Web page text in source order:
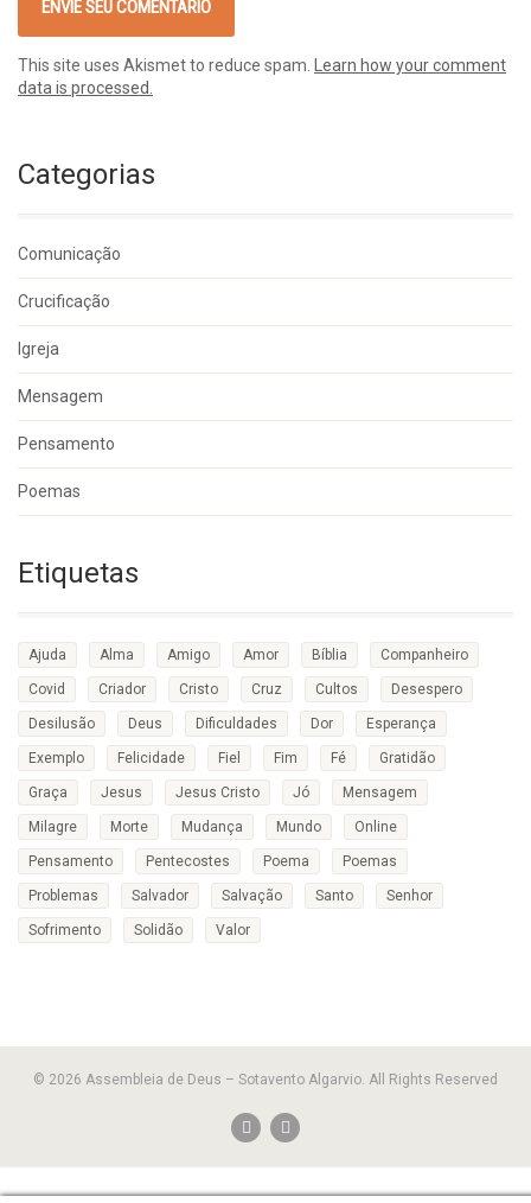
This site uses Akismet to reduce spam.
Learn how your comment
data is processed.
Categorias
Comunicação
Crucificação
Igreja
Mensagem
Pensamento
Poemas
Etiquetas
Ajuda Alma Amigo Amor Bíblia Companheiro
Covid Criador Cristo Cruz Cultos Desespero
Desilusão Deus Dificuldades Dor Esperança
Exemplo Felicidade Fiel Fim Fé Gratidão
Graça Jesus Jesus Cristo Jó Mensagem
Milagre Morte Mudança Mundo Online
Pensamento Pentecostes Poema Poemas
Problemas Salvador Salvação Santo Senhor
Sofrimento Solidão Valor
© 2026 Assembleia de Deus – Sotavento Algarvio. All Rights Reserved